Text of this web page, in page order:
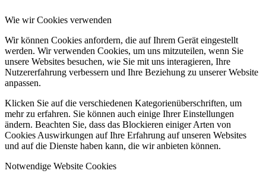
Wie wir Cookies verwenden
Wir können Cookies anfordern, die auf Ihrem Gerät eingestellt
werden. Wir verwenden Cookies, um uns mitzuteilen, wenn Sie
unsere Websites besuchen, wie Sie mit uns interagieren, Ihre
Nutzererfahrung verbessern und Ihre Beziehung zu unserer Website
anpassen.
Klicken Sie auf die verschiedenen Kategorienüberschriften, um
mehr zu erfahren. Sie können auch einige Ihrer Einstellungen
ändern. Beachten Sie, dass das Blockieren einiger Arten von
Cookies Auswirkungen auf Ihre Erfahrung auf unseren Websites
und auf die Dienste haben kann, die wir anbieten können.
Notwendige Website Cookies